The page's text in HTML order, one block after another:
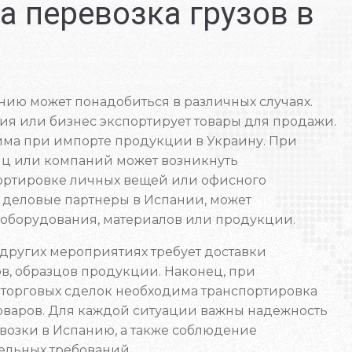
перевозка грузов в
может понадобиться в различных случаях.
или бизнес экспортирует товары для продажи.
при импорте продукции в Украину. При
или компаний может возникнуть
личных вещей или офисного
партнеры в Испании, может
материалов или продукции.
мероприятиях требует доставки
образцов продукции. Наконец, при
сделок необходима транспортировка
Для каждой ситуации важны надежность
в Испанию, а также соблюдение